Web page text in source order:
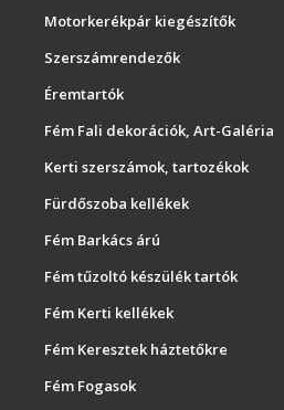
Motorkerékpár kiegészítők
Szerszámrendezők
Éremtartók
Fém Fali dekorációk, Art-Galéria
Kerti szerszámok, tartozékok
Fürdőszoba kellékek
Fém Barkács árú
Fém tűzoltó készülék tartók
Fém Kerti kellékek
Fém Keresztek háztetőkre
Fém Fogasok